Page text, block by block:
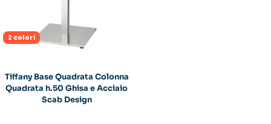
2 colori
Tiffany Base Quadrata Colonna
Quadrata h.50 Ghisa e Acciaio
Scab Design